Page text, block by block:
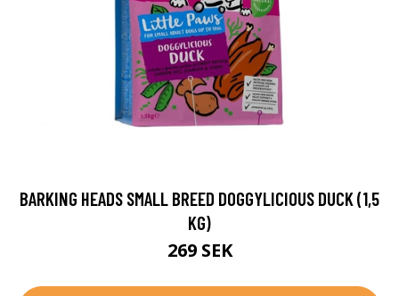
BARKING HEADS SMALL BREED DOGGYLICIOUS DUCK (1,5
KG)
269 SEK